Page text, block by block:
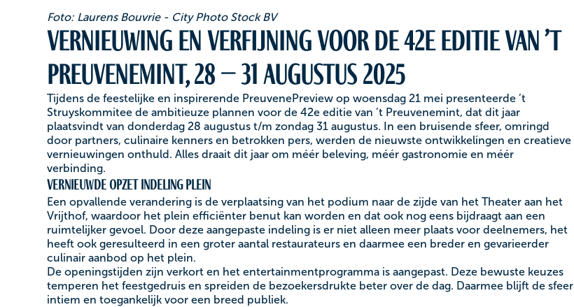
Foto: Laurens Bouvrie - City Photo Stock BV
Vernieuwing en verfijning voor de 42e editie van ’t
Preuvenemint, 28 – 31 augustus 2025
Tijdens de feestelijke en inspirerende PreuvenePreview op woensdag 21 mei presenteerde ’t
Struyskommitee de ambitieuze plannen voor de 42e editie van ’t Preuvenemint, dat dit jaar
plaatsvindt van donderdag 28 augustus t/m zondag 31 augustus. In een bruisende sfeer, omringd
door partners, culinaire kenners en betrokken pers, werden de nieuwste ontwikkelingen en creatieve
vernieuwingen onthuld. Alles draait dit jaar om méér beleving, méér gastronomie en méér
verbinding.
Vernieuwde opzet indeling plein
Een opvallende verandering is de verplaatsing van het podium naar de zijde van het Theater aan het
Vrijthof, waardoor het plein efficiënter benut kan worden en dat ook nog eens bijdraagt aan een
ruimtelijker gevoel. Door deze aangepaste indeling is er niet alleen meer plaats voor deelnemers, het
heeft ook geresulteerd in een groter aantal restaurateurs en daarmee een breder en gevarieerder
culinair aanbod op het plein.
De openingstijden zijn verkort en het entertainmentprogramma is aangepast. Deze bewuste keuzes
temperen het feestgedruis en spreiden de bezoekersdrukte beter over de dag. Daarmee blijft de sfeer
intiem en toegankelijk voor een breed publiek.